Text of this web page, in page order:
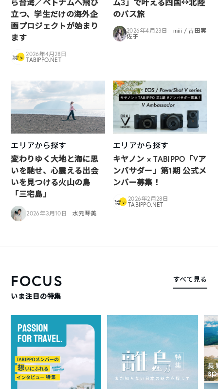
ら台湾／ベトナムへ飛び
立つ、学生だけの海外企
画プロジェクトが始まり
ます
2026年4月28日
TABIPPO.NET
ム3」で叶える四国↔︎北陸
のバス旅
2026年4月23日
miii / 吉田実
佐子
エリアから探す
変わりゆく大地と海に思
いを馳せ、心震える出会
いを見つける火山の島
「三宅島」
2026年3月10日 水元琴美
エリアから探す
キヤノン × TABIPPO「Vア
ンバサダー」第1期 公式メ
ンバー募集！
2026年2月28日
TABIPPO.NET
FOCUS
いま注目の特集
すべて見る